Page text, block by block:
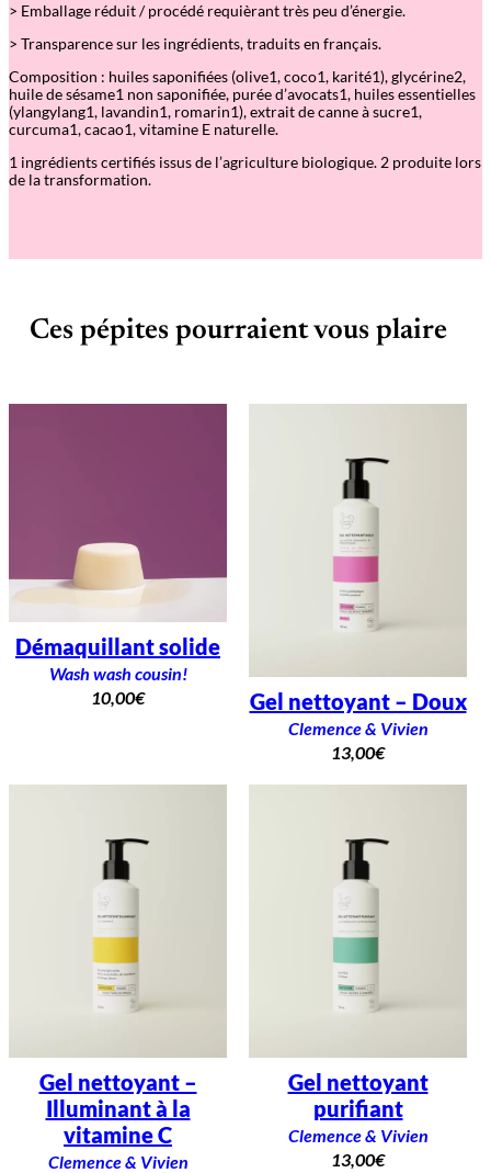
> Emballage réduit / procédé requièrant très peu d’énergie.
> Transparence sur les ingrédients, traduits en français.
Composition : huiles saponifiées (olive1, coco1, karité1), glycérine2,
huile de sésame1 non saponifiée, purée d’avocats1, huiles essentielles
(ylangylang1, lavandin1, romarin1), extrait de canne à sucre1,
curcuma1, cacao1, vitamine E naturelle.
1 ingrédients certifiés issus de l’agriculture biologique. 2 produite lors
de la transformation.
Ces pépites pourraient vous plaire
Démaquillant solide
Wash wash cousin!
10,00€ Gel nettoyant – Doux
Clemence & Vivien
13,00€
Gel nettoyant –
Illuminant à la
vitamine C
Clemence & Vivien
Gel nettoyant
purifiant
Clemence & Vivien
13,00€